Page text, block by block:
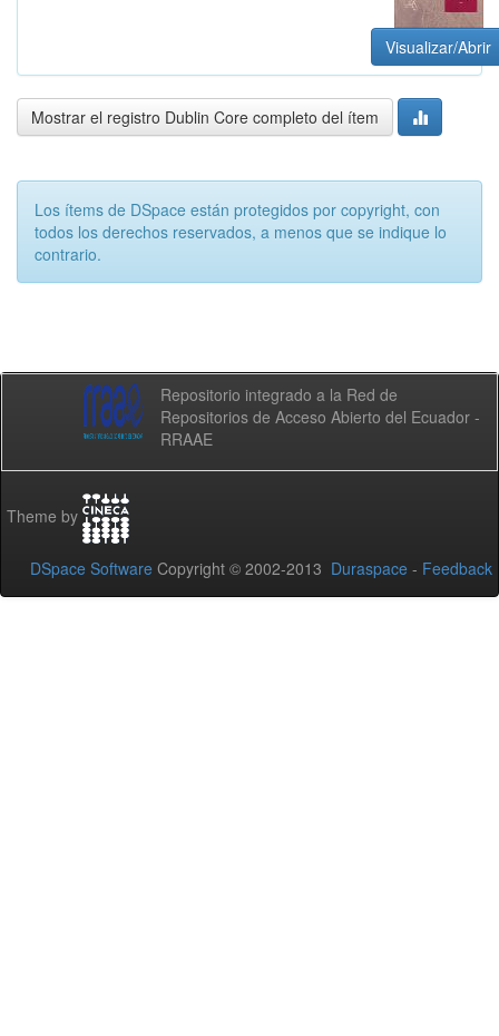
Visualizar/Abrir
Mostrar el registro Dublin Core completo del ítem
Los ítems de DSpace están protegidos por copyright, con
todos los derechos reservados, a menos que se indique lo
contrario.
Repositorio integrado a la Red de
Repositorios de Acceso Abierto del Ecuador -
RRAAE
Theme by
DSpace Software Copyright © 2002-2013 Duraspace - Feedback